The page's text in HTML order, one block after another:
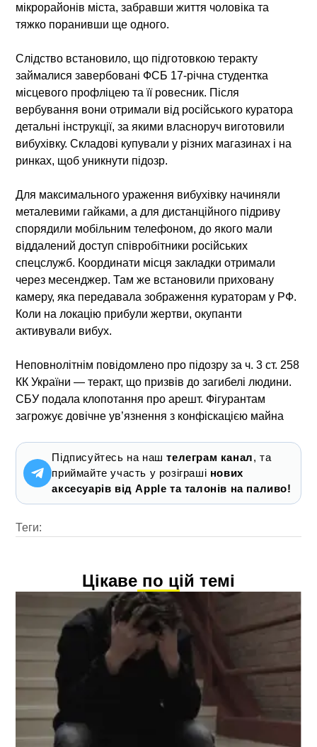
мікрорайонів міста, забравши життя чоловіка та
тяжко поранивши ще одного.
Слідство встановило, що підготовкою теракту
займалися завербовані ФСБ 17-річна студентка
місцевого профліцею та її ровесник. Після
вербування вони отримали від російського куратора
детальні інструкції, за якими власноруч виготовили
вибухівку. Складові купували у різних магазинах і на
ринках, щоб уникнути підозр.
Для максимального ураження вибухівку начиняли
металевими гайками, а для дистанційного підриву
спорядили мобільним телефоном, до якого мали
віддалений доступ співробітники російських
спецслужб. Координати місця закладки отримали
через месенджер. Там же встановили приховану
камеру, яка передавала зображення кураторам у РФ.
Коли на локацію прибули жертви, окупанти
активували вибух.
Неповнолітнім повідомлено про підозру за ч. 3 ст. 258
КК України — теракт, що призвів до загибелі людини.
СБУ подала клопотання про арешт. Фігурантам
загрожує довічне ув’язнення з конфіскацією майна
Підписуйтесь на наштелеграм канал, та
приймайте участь у розіграші нових
аксесуарів від Apple та талонів на паливо!
Теги:
Цікаве по цій темі